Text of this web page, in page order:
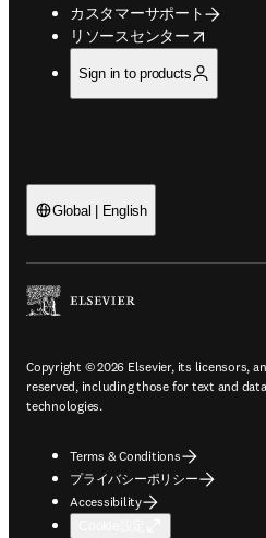
カスタマーサポート
リソースセンター
opens in new tab/window
Sign in to products
Global | English
Copyright © 2026 Elsevier, its licensors,
reserved, including those for text and
technologies.
Terms & Conditions
プライバシーポリシー
Accessibility